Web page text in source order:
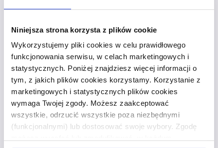
Niniejsza strona korzysta z plików cookie
Wykorzystujemy pliki cookies w celu prawidłowego
funkcjonowania serwisu, w celach marketingowych i
statystycznych. Poniżej znajdziesz więcej informacji o
tym, z jakich plików cookies korzystamy. Korzystanie z
marketingowych i statystycznych plików cookies
wymaga Twojej zgody. Możesz zaakceptować
wszystkie, odrzucić wszystkie poza niezbędnymi
(funkcjonalnymi) lub dostosować swoje wybory. Zgodę
Wykorzystanie faktora przez firmy, które są
w świetnej kondycji, może wyeliminować
nadmierną kwotę zaksięgowaną na kontach
należności i zamienić ją na realną gotówkę. Takie
uporządkowanie finansów ma ogromny wpływ na
wiele wskaźników finansowych, które
w syntetyczny sposób traktują o kondycji firmy.
Musi jednak pamiętać, że uzyskanie
korzystnego efektu bilansowego może mieć
miejsce jedynie, gdy zdecydujesz się skorzystać